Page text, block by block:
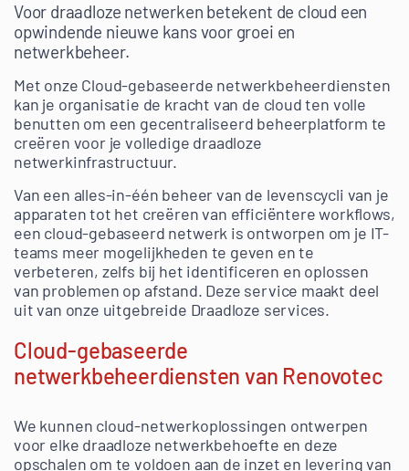
Voor draadloze netwerken betekent de cloud een
opwindende nieuwe kans voor groei en
netwerkbeheer.
Met onze Cloud-gebaseerde netwerkbeheerdiensten
kan je organisatie de kracht van de cloud ten volle
benutten om een gecentraliseerd beheerplatform te
creëren voor je volledige draadloze
netwerkinfrastructuur.
Van een alles-in-één beheer van de levenscycli van je
apparaten tot het creëren van efficiëntere workflows,
een cloud-gebaseerd netwerk is ontworpen om je IT-
teams meer mogelijkheden te geven en te
verbeteren, zelfs bij het identificeren en oplossen
van problemen op afstand. Deze service maakt deel
uit van onze uitgebreide Draadloze services.
Cloud-gebaseerde
netwerkbeheerdiensten van Renovotec
We kunnen cloud-netwerkoplossingen ontwerpen
voor elke draadloze netwerkbehoefte en deze
opschalen om te voldoen aan de inzet en levering van